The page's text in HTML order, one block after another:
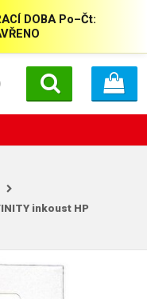
DOBA Po–Čt:
inkoust HP